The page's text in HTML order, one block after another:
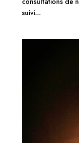
suivi...